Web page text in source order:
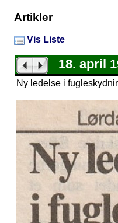
Artikler
Vis Liste
18. april
Ny ledelse i